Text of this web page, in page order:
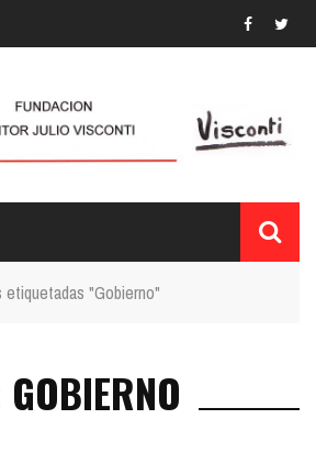
etiquetadas "Gobierno"